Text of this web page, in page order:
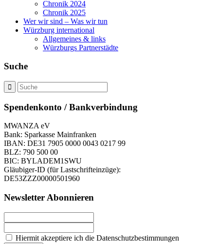
Chronik 2024
Chronik 2025
Wer wir sind – Was wir tun
Würzburg international
Allgemeines & links
Würzburgs Partnerstädte
Suche
Spendenkonto / Bankverbindung
MWANZA eV
Bank: Sparkasse Mainfranken
IBAN: DE31 7905 0000 0043 0217 99
BLZ: 790 500 00
BIC: BYLADEM1SWU
Gläubiger-ID (für Lastschrifteinzüge):
DE53ZZZ00000501960
Newsletter Abonnieren
Hiermit akzeptiere ich die Datenschutzbestimmungen